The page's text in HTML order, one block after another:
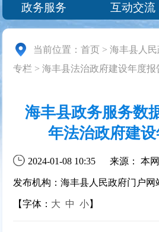
政务服务
互动交流
当前位置：首页 >海丰县人
专栏 >海丰县法治政府建设年度报
海丰县政务服务数
年法治政府建
2024-01-08 10:35 来源： 本网
发布机构：海丰县人民政府门户网
【字体： 大 中 小】